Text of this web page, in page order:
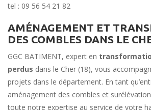
tel : 09 56 54 21 82
AMÉNAGEMENT ET
DES COMBLES DANS LE
GGC BATIMENT, expert en
perdus dans le Cher (18), vous
projets dans le département. En tant
aménagement des combles et
toute notre expertise au service de votre